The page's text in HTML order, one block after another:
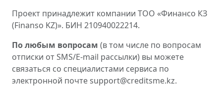
Проект принадлежит компании ТОО «Финансо КЗ
(Finanso KZ)». БИН 210940022214.
По любым вопросам (в том числе по вопросам
отписки от SMS/E-mail рассылки) вы можете
связаться со специалистами сервиса по
электронной почте support@creditsme.kz.